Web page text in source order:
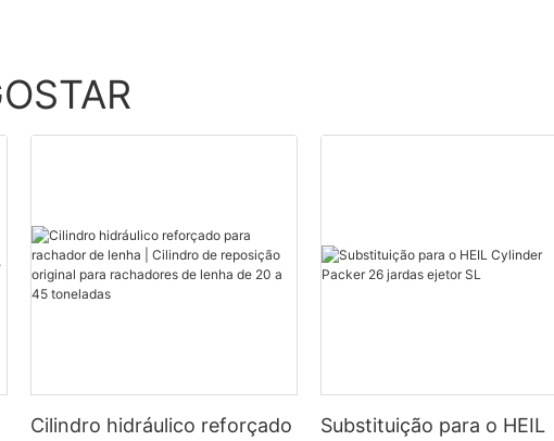
Cilindro hidráulico reforçado
Substituição para o HEIL